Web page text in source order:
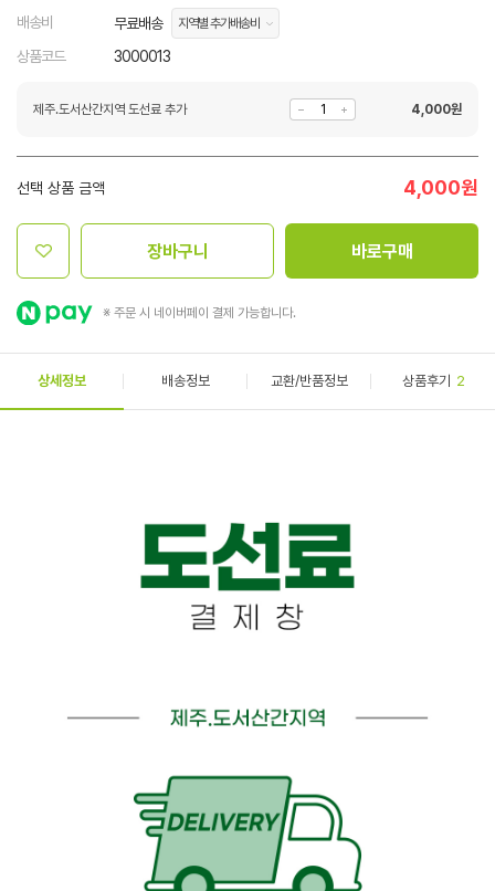
배송비 무료배송 지역별 추가배송비
상품코드 3000013
제주.도서산간지역 도선료 추가 4,000원
선택 상품 금액 4,000원
장바구니 바로구매
※ 주문 시 네이버페이 결제 가능합니다.
상세정보 배송정보 교환/반품정보 상품후기 2